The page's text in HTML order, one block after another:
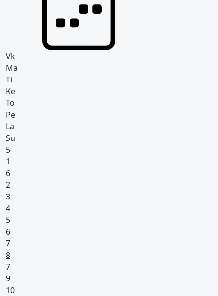
Vk
Ma
Ti
Ke
To
Pe
La
Su
5
1
6
2
3
4
5
6
7
8Pyhäpäivä
7
9
10